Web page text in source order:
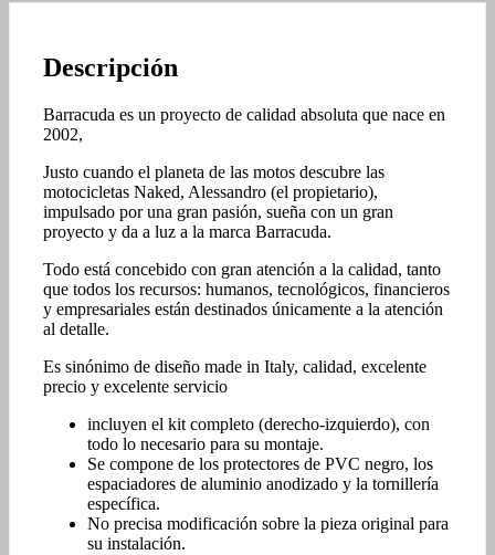
Descripción
Barracuda es un proyecto de calidad absoluta que nace en
2002,
Justo cuando el planeta de las motos descubre las
motocicletas Naked, Alessandro (el propietario),
impulsado por una gran pasión, sueña con un gran
proyecto y da a luz a la marca Barracuda.
Todo está concebido con gran atención a la calidad, tanto
que todos los recursos: humanos, tecnológicos, financieros
y empresariales están destinados únicamente a la atención
al detalle.
Es sinónimo de diseño made in Italy, calidad, excelente
precio y excelente servicio
incluyen el kit completo (derecho-izquierdo), con
todo lo necesario para su montaje.
Se compone de los protectores de PVC negro, los
espaciadores de aluminio anodizado y la tornillería
específica.
No precisa modificación sobre la pieza original para
su instalación.